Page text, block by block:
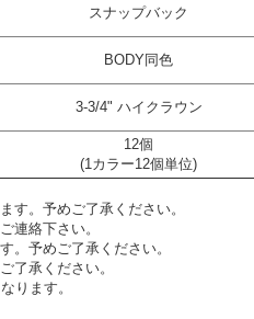
スナップバック
BODY同色
3-3/4" ハイクラウン
12個
(1カラー12個単位)
す。予めご了承ください。
連絡下さい。
。予めご了承ください。
了承ください。
ります。